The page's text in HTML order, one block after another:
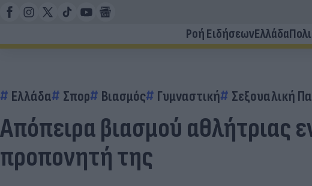
Ροή ΕιδήσεωνΕλλάδα
Ελλάδα Σπορ Βιασμός Γυμναστική Σεξουαλική
Απόπειρα βιασμού αθλήτριας
προπονητή της